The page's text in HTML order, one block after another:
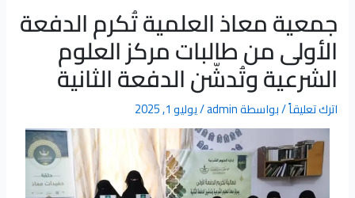
جمعية معاذ العلمية تُكرم الدفعة
الأولى من طالبات مركز العلوم
الشرعية وتُدشّن الدفعة الثانية
اترك تعليقاً/ بواسطةadmin
/يوليو 1, 2025